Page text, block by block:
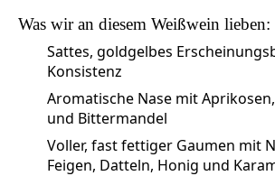
Was wir an diesem Weißwein lieben:
Sattes, goldgelbes
Konsistenz
Aromatische Nase mit
und Bittermandel
Voller, fast fettiger Gaumen mit
Feigen, Datteln, Honig und